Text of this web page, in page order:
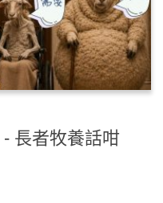
長者牧養話咁